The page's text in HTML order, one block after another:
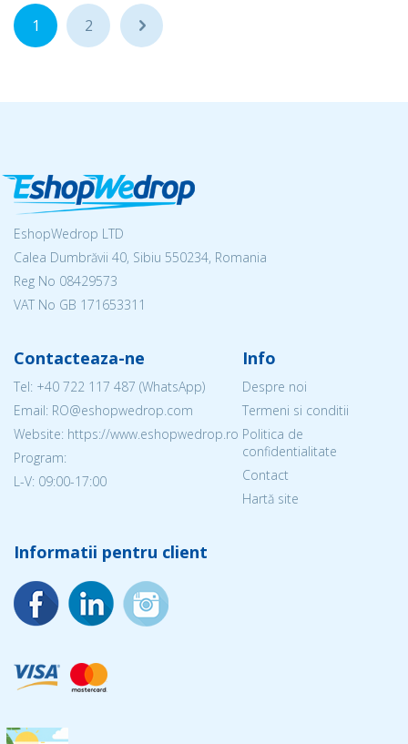
1 2 ...
EshopWedrop LTD
Calea Dumbrăvii 40, Sibiu 550234, Romania
Reg No 08429573
VAT No GB 171653311
Contacteaza-ne
Tel: +40 722 117 487 (WhatsApp)
Email: RO@eshopwedrop.com
Website: https://www.eshopwedrop.ro
Program:
L-V: 09:00-17:00
Info
Despre noi
Termeni si conditii
Politica de
confidentialitate
Contact
Hartă site
Informatii pentru client